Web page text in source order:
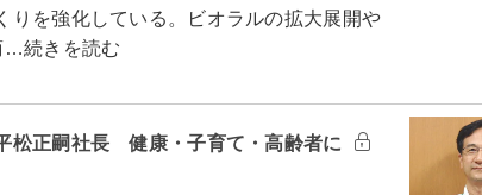
りを強化している。ビオラルの拡大展開や
…続きを読む
松正嗣社長 健康・子育て・高齢者に